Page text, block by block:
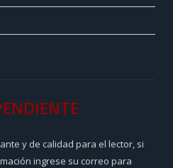
y de calidad para el lector, si
ingrese su correo para